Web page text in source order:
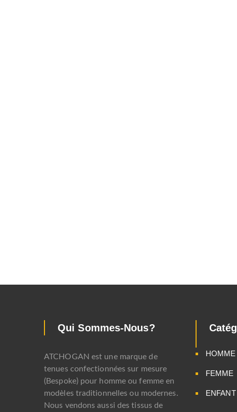
Qui Sommes-Nous?
ATCHOGAN est une marque de
tenues confectionnées sur mesure
(Bespoke) pour homme ou femme en
modèles traditionnelles ou modernes.
Nous vendons aussi des tissus de
HOMME
FEMME
ENFANT